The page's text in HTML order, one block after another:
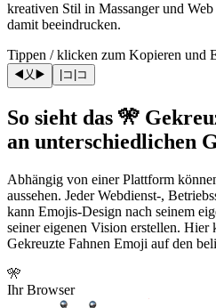
kreativen Stil in Massanger und
damit beeindrucken.
Tippen / klicken zum Kopieren und
◀️乂▶️ |コ|コ
So sieht das 🎌
an unterschiedlichen
Abhängig von einer Plattform
aussehen. Jeder Webdienst-,
kann Emojis-Design nach seinem
seiner eigenen Vision erstellen. Hier
Gekreuzte Fahnen Emoji auf den
🎌
Ihr Browser